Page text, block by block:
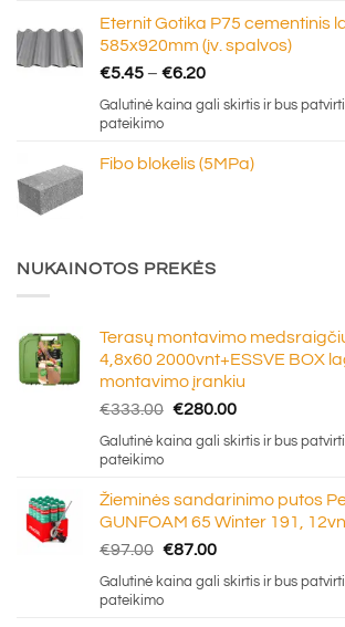
€16.50
Eternit Gotika P75 cementinis
585x920mm (įv. spalvos)
€5.45 – €6.20Price
range:
€6.20
Galutinė kaina gali skirtis ir bus
pateikimo
Fibo blokelis (5MPa)
NUKAINOTOS PREKĖS
Terasų montavimo
4,8x60 2000vnt+ESSVE BOX
montavimo įrankiu
€333.00 Original
price
was:
€280.00Current
price
Galutinė kaina gali skirtis ir bus
pateikimo
Žieminės sandarinimo putos
GUNFOAM 65 Winter 191,
€97.00 Original
price
was:
€87.00Current
price
Galutinė kaina gali skirtis ir bus
pateikimo